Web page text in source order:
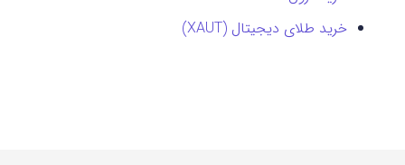
خرید طلای دیجیتال (XAUT)